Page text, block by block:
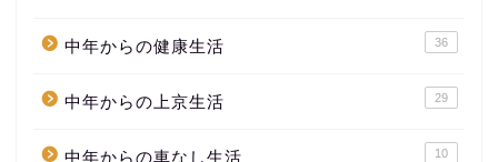
中年からの健康生活 36
中年からの上京生活 29
中年からの車なし生活 10